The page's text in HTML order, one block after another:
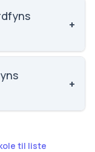
+
+
til liste